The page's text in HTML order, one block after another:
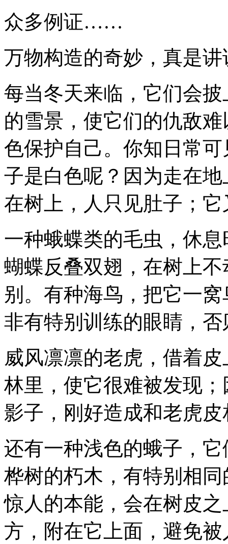
众多例证……
万物构造的奇妙，真是
每当冬天来临，它们会
的雪景，使它们的仇敌
色保护自己。你知日常
子是白色呢？因为走在
在树上，人只见肚子；
一种蛾蝶类的毛虫，休
蝴蝶反叠双翅，在树上
别。有种海鸟，把它一
非有特别训练的眼睛，
威风凛凛的老虎，借着
林里，使它很难被发现
影子，刚好造成和老虎
还有一种浅色的蛾子，
桦树的朽木，有特别相
惊人的本能，会在树皮
方，附在它上面，避免